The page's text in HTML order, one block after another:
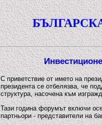
С приветствие от името на
президента се отбелязва, че
структура, насочена към
Тази година форумът включи
партньори - представители на